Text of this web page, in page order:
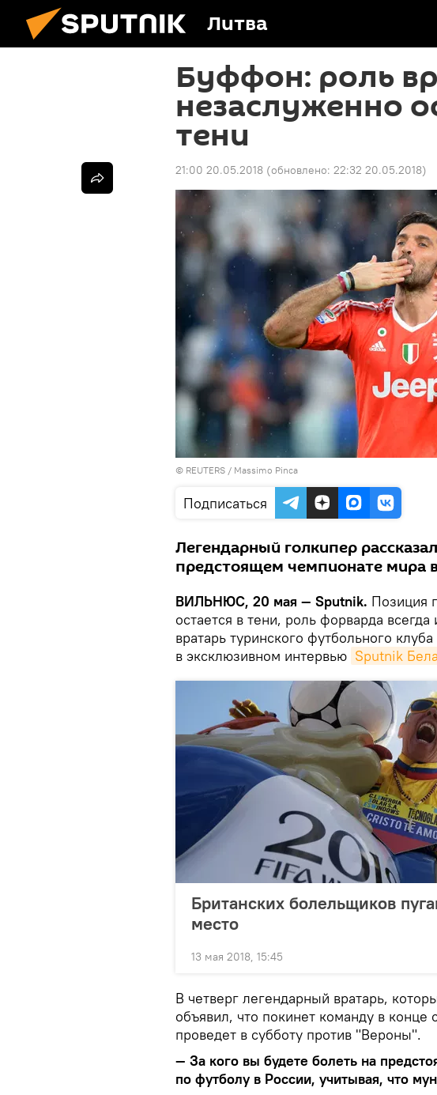
Литва
Буффон: роль
незаслуженно
тени
21:00 20.05.2018 (обновлено: 22:32 20.05.2018)
© REUTERS / Massimo Pinca
Подписаться
Легендарный голкипер
предстоящем чемпионате мира
ВИЛЬНЮС, 20 мая — Sputnik. Позиция
остается в тени, роль форварда
вратарь туринского футбольного
в эксклюзивном интервью Sputnik
Британских болельщиков
место
13 мая 2018, 15:45
В четверг легендарный вратарь,
объявил, что покинет команду в конце
проведет в субботу против "Вероны".
— За кого вы будете болеть на
по футболу в России, учитывая, что